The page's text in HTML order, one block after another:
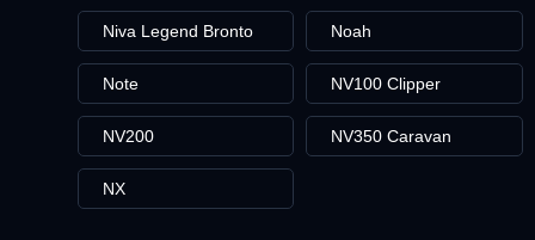
Niva Legend Bronto Noah
Note NV100 Clipper
NV200 NV350 Caravan
NX